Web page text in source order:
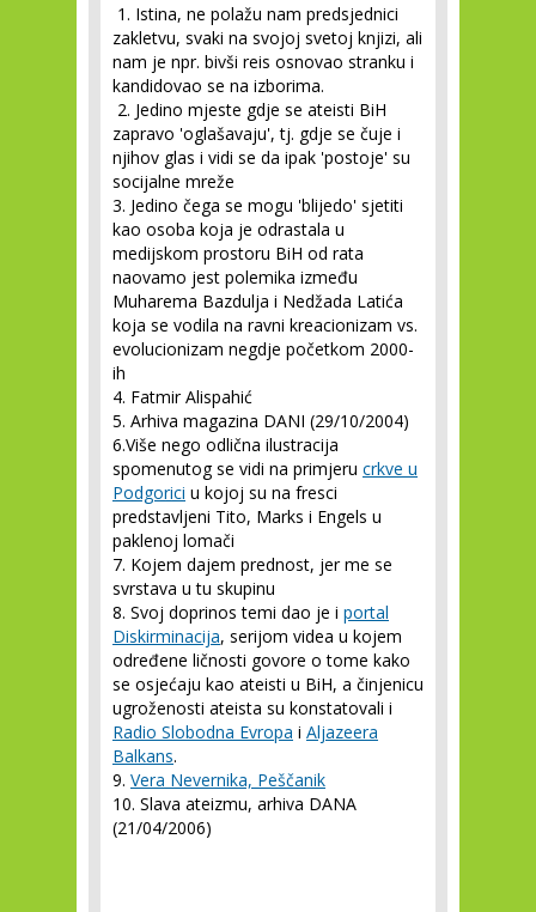
1. Istina, ne polažu nam predsjednici
zakletvu, svaki na svojoj svetoj knjizi, ali
nam je npr. bivši reis osnovao stranku i
kandidovao se na izborima.
2. Jedino mjeste gdje se ateisti BiH
zapravo 'oglašavaju', tj. gdje se čuje i
njihov glas i vidi se da ipak 'postoje' su
socijalne mreže
3. Jedino čega se mogu 'blijedo' sjetiti
kao osoba koja je odrastala u
medijskom prostoru BiH od rata
naovamo jest polemika između
Muharema Bazdulja i Nedžada Latića
koja se vodila na ravni kreacionizam vs.
evolucionizam negdje početkom 2000-
ih
4. Fatmir Alispahić
5. Arhiva magazina DANI (29/10/2004)
6.Više nego odlična ilustracija
spomenutog se vidi na primjeru crkve u
Podgorici u kojoj su na fresci
predstavljeni Tito, Marks i Engels u
paklenoj lomači
7. Kojem dajem prednost, jer me se
svrstava u tu skupinu
8. Svoj doprinos temi dao je i portal
Diskirminacija, serijom videa u kojem
određene ličnosti govore o tome kako
se osjećaju kao ateisti u BiH, a činjenicu
ugroženosti ateista su konstatovali i
Radio Slobodna Evropa i Aljazeera
Balkans.
9. Vera Nevernika, Peščanik
10. Slava ateizmu, arhiva DANA
(21/04/2006)